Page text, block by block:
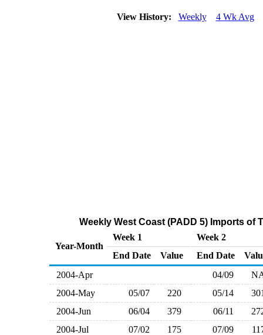
View History: Weekly 4 Wk Avg
Weekly West Coast (PADD 5) Imports
Year-Month
Week 1
Week 2
End Date
Value End Date
2004-Apr
04/09
2004-May
05/07 220 05/14
2004-Jun
06/04 379 06/11
2004-Jul
07/02 175 07/09